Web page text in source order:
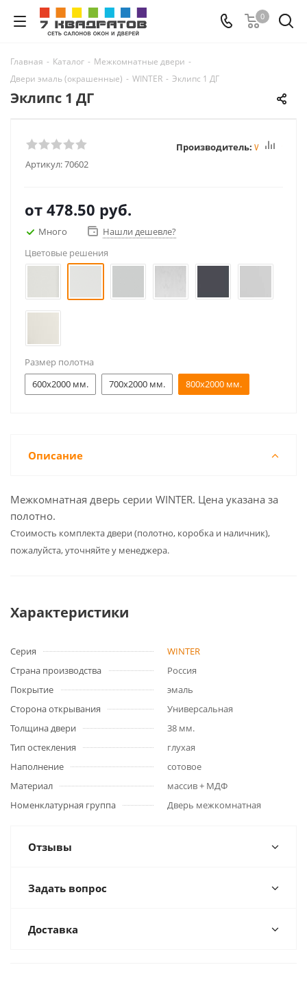
0
Главная - Каталог - Межкомнатные двери -
Двери эмаль (окрашенные) - WINTER - Эклипс 1 ДГ
Эклипс 1 ДГ
Артикул:70602
Производитель: Winter
от 478.50 руб.
Много
Нашли дешевле?
Цветовые решения
Размер полотна
600x2000 мм.
700x2000 мм. 800x2000 мм.
Описание
Межкомнатная дверь серии WINTER. Цена указана за
полотно.
Cтоимость комплекта двери (полотно, коробка и наличник),
пожалуйста, уточняйте у менеджера.
Характеристики
Серия
WINTER
Страна производства
Россия
Покрытие
эмаль
Сторона открывания
Универсальная
Толщина двери
38 мм.
Тип остекления
глухая
Наполнение
сотовое
Материал
массив + МДФ
Номенклатурная группа
Дверь межкомнатная
Отзывы
Задать вопрос
Доставка